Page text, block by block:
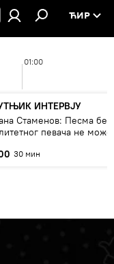
ЋИР
01:00
ИНТЕРВЈУ
Стаменов: Песма без
певача не може
30 мин